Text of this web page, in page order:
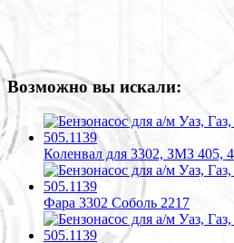
Возможно вы искали:
Коленвал для 3302, ЗМЗ 405,
Фара 3302 Соболь 2217